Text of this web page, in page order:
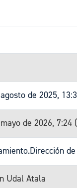
de 2025,
de 2026, 7:24
Udal Atala